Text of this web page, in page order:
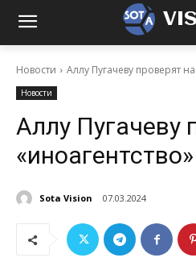
Новости Аллу Пугачеву проверят
Новости
Аллу Пугачеву
«иноагентство»
Sota Vision 07.03.2024